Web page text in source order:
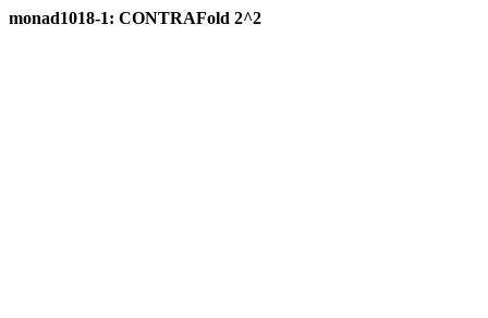
monad1018-1: CONTRAFold 2^2